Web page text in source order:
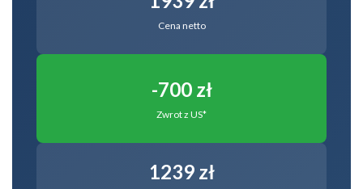
Cena netto
-700 zł
Zwrot z US*
1239 zł